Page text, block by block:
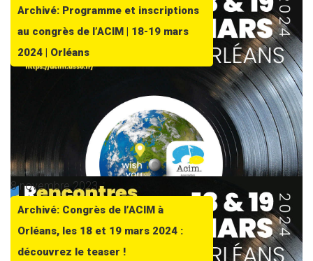
Archivé: Programme et inscriptions
au congrès de l’ACIM | 18-19 mars
2024 | Orléans
8 novembre 2023
Archivé: Congrès de l’ACIM à
Orléans, les 18 et 19 mars 2024 :
découvrez le teaser !